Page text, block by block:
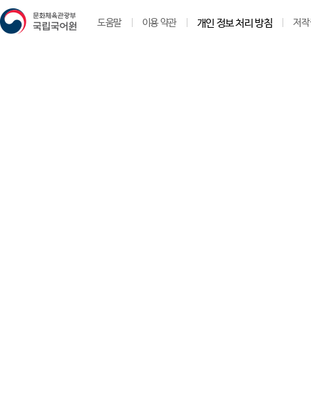
도움말 이용 약관 개인 정보 처리 방침 저